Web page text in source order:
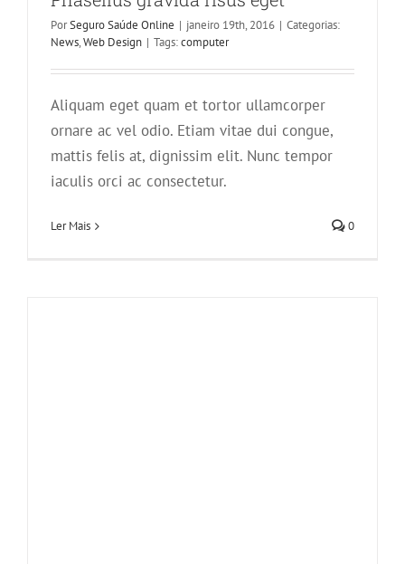
PorSeguro Saúde Online | janeiro 19th, 2016 | Categorias:
News,Web Design | Tags:computer
Aliquam eget quam et tortor ullamcorper
ornare ac vel odio. Etiam vitae dui congue,
mattis felis at, dignissim elit. Nunc tempor
iaculis orci ac consectetur.
Ler Mais 0
Sed placerat velit ante feugiat
Technology